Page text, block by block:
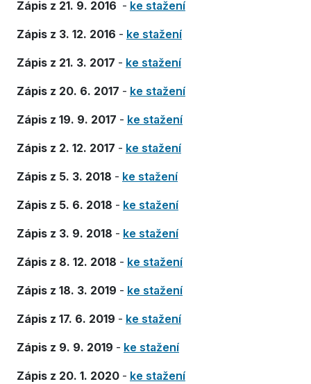
Zápis z 21. 9. 2016 - ke stažení
Zápis z 3. 12. 2016 - ke stažení
Zápis z 21. 3. 2017 - ke stažení
Zápis z 20. 6. 2017 - ke stažení
Zápis z 19. 9. 2017 - ke stažení
Zápis z 2. 12. 2017 - ke stažení
Zápis z 5. 3. 2018 - ke stažení
Zápis z 5. 6. 2018 - ke stažení
Zápis z 3. 9. 2018 - ke stažení
Zápis z 8. 12. 2018 - ke stažení
Zápis z 18. 3. 2019 - ke stažení
Zápis z 17. 6. 2019 - ke stažení
Zápis z 9. 9. 2019 - ke stažení
Zápis z 20. 1. 2020 - ke stažení